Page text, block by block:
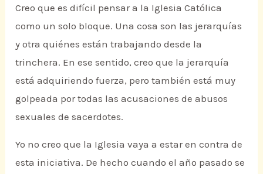
Creo que es difícil pensar a la Iglesia Católica
como un solo bloque. Una cosa son las jerarquías
y otra quiénes están trabajando desde la
trinchera. En ese sentido, creo que la jerarquía
está adquiriendo fuerza, pero también está muy
golpeada por todas las acusaciones de abusos
sexuales de sacerdotes.
Yo no creo que la Iglesia vaya a estar en contra de
esta iniciativa. De hecho cuando el año pasado se